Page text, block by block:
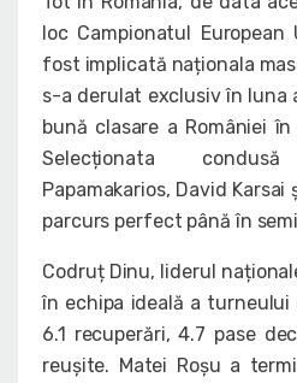
loc Campionatul
fost implicată naționala
s-a derulat exclusiv în luna
bună clasare a României
Selecționata
Papamakarios, David
parcurs perfect până în
Codruț Dinu, liderul
în echipa ideală a turneului
6.1 recuperări, 4.7 pase
reușite. Matei Roșu a